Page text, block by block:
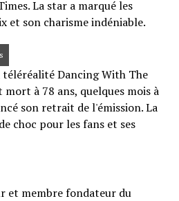
La star a marqué les
et son charisme indéniable.
téléréalité Dancing With The
mort à 78 ans, quelques mois à
son retrait de l'émission. La
choc pour les fans et ses
et membre fondateur du